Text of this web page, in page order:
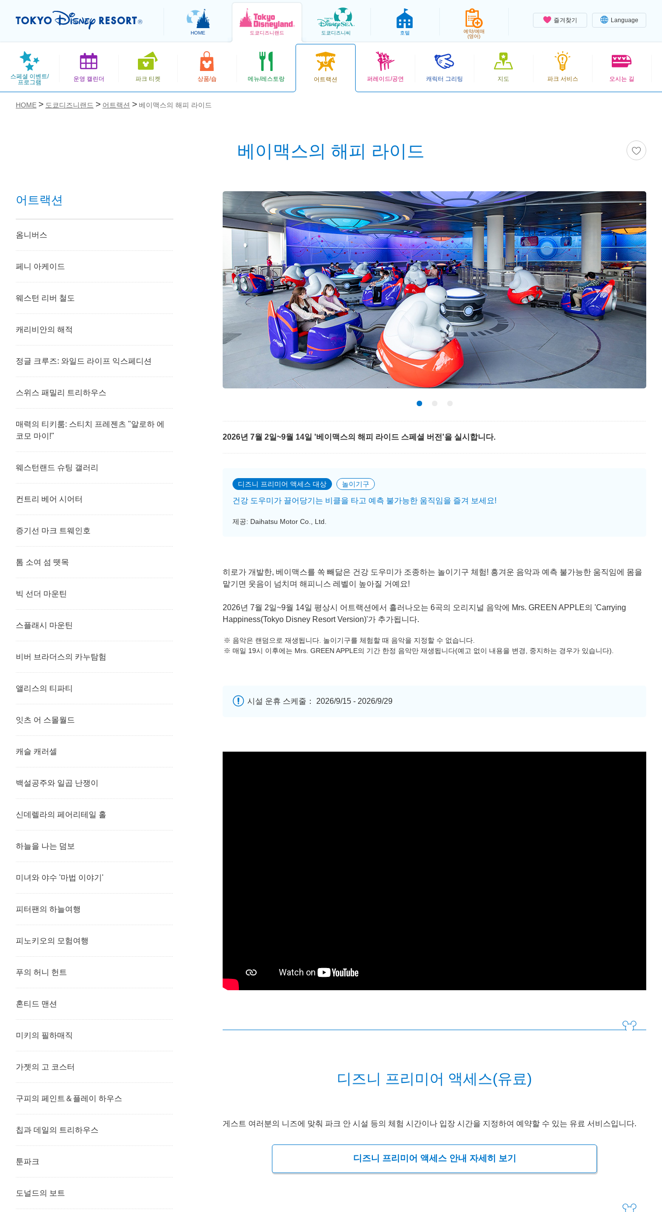
즐겨찾기 Language
HOME 도쿄디즈니랜드 도쿄디즈니씨 호텔
예약/예매
(영어)
스페셜 이벤트/
프로그램
운영 캘린더 파크 티켓 상품/숍 메뉴/레스토랑 어트랙션 퍼레이드/공연 캐릭터 그리팅 지도 파크 서비스 오시는 길
HOME 도쿄디즈니랜드 어트랙션 베이맥스의 해피 라이드
베이맥스의 해피 라이드
2026년 7월 2일~9월 14일 '베이맥스의 해피 라이드 스페셜 버전'을 실시합니다.
디즈니 프리미어 액세스 대상 놀이기구
건강 도우미가 끌어당기는 비클을 타고 예측 불가능한 움직임을 즐겨 보세요!
제공: Daihatsu Motor Co., Ltd.
히로가 개발한, 베이맥스를 쏙 빼닮은 건강 도우미가 조종하는 놀이기구 체험! 흥겨운 음악과 예측 불가능한 움직임에 몸을
맡기면 웃음이 넘치며 해피니스 레벨이 높아질 거예요!
2026년 7월 2일~9월 14일 평상시 어트랙션에서 흘러나오는 6곡의 오리지널 음악에 Mrs. GREEN APPLE의 'Carrying
Happiness(Tokyo Disney Resort Version)'가 추가됩니다.
음악은 랜덤으로 재생됩니다. 놀이기구를 체험할 때 음악을 지정할 수 없습니다.
매일 19시 이후에는 Mrs. GREEN APPLE의 기간 한정 음악만 재생됩니다(예고 없이 내용을 변경, 중지하는 경우가 있습니다).
시설 운휴 스케줄： 2026/9/15 - 2026/9/29
디즈니 프리미어 액세스(유료)
게스트 여러분의 니즈에 맞춰 파크 안 시설 등의 체험 시간이나 입장 시간을 지정하여 예약할 수 있는 유료 서비스입니다.
디즈니 프리미어 액세스 안내 자세히 보기
어트랙션
옴니버스
페니 아케이드
웨스턴 리버 철도
캐리비안의 해적
정글 크루즈: 와일드 라이프 익스페디션
스위스 패밀리 트리하우스
매력의 티키룸: 스티치 프레젠츠 "알로하 에
코모 마이!"
웨스턴랜드 슈팅 갤러리
컨트리 베어 시어터
증기선 마크 트웨인호
톰 소여 섬 뗏목
빅 선더 마운틴
스플래시 마운틴
비버 브라더스의 카누탐험
앨리스의 티파티
잇츠 어 스몰월드
캐슬 캐러셀
백설공주와 일곱 난쟁이
신데렐라의 페어리테일 홀
하늘을 나는 덤보
미녀와 야수 '마법 이야기'
피터팬의 하늘여행
피노키오의 모험여행
푸의 허니 헌트
혼티드 맨션
미키의 필하매직
가젯의 고 코스터
구피의 페인트＆플레이 하우스
칩과 데일의 트리하우스
툰파크
도널드의 보트